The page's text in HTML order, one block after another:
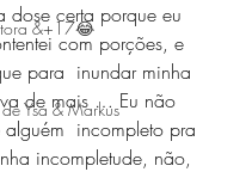
&+17😂
Ysa & Markus
dose certa porque eu
com porções, e
para  inundar minha
de mais … Eu não
incompleto pra
incompletude, não,